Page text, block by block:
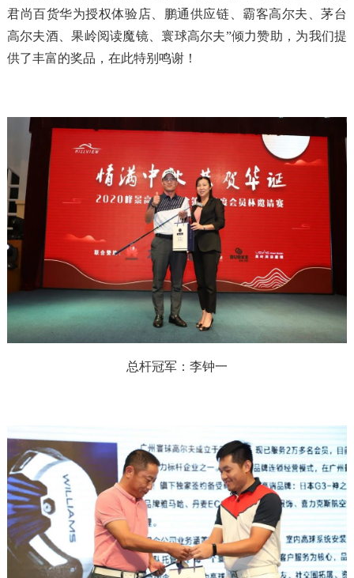
君尚百货华为授权体验店、鹏通供应链、霸客高尔夫、茅台
高尔夫酒、果岭阅读魔镜、寰球高尔夫”倾力赞助，为我们提
供了丰富的奖品，在此特别鸣谢！
总杆冠军：李钟一